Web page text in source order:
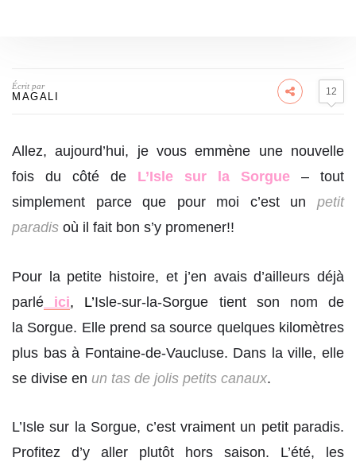
Écrit par
MAGALI 12
Allez, aujourd’hui, je vous emmène une nouvelle
fois du côté de L’Isle sur la Sorgue – tout
simplement parce que pour moi c’est un petit
paradis où il fait bon s’y promener!!
Pour la petite histoire, et j’en avais d’ailleurs déjà
parlé ici, L’Isle-sur-la-Sorgue tient son nom de
la Sorgue. Elle prend sa source quelques kilomètres
plus bas à Fontaine-de-Vaucluse. Dans la ville, elle
se divise en un tas de jolis petits canaux.
L’Isle sur la Sorgue, c’est vraiment un petit paradis.
Profitez d’y aller plutôt hors saison. L’été, les